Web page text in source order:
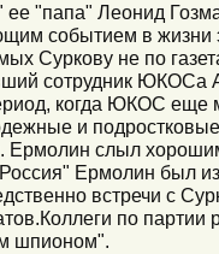
"папа" Леонид
событием в жизни
Суркову не по
сотрудник ЮКОСа
когда ЮКОС еще
и
Ермолин слыл
Ермолин был
встречи с
по партии
шпионом".